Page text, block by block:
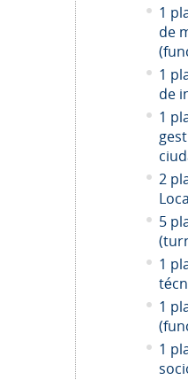
1
de
1
de
1
2
5
1
1
1